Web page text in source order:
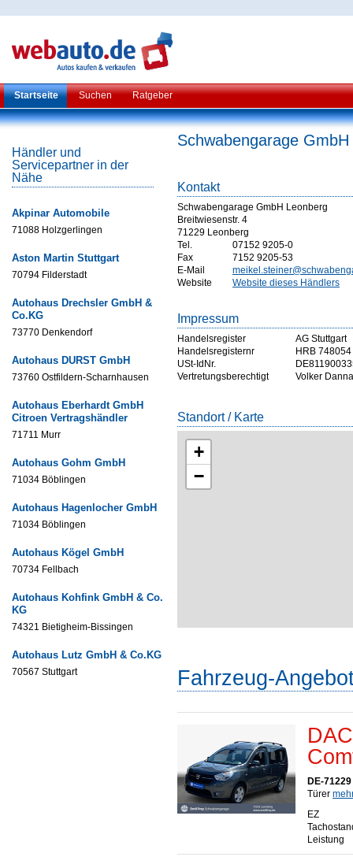
Startseite Suchen Ratgeber
Händler und
Servicepartner in der
Nähe
Akpinar Automobile
71088 Holzgerlingen
Aston Martin Stuttgart
70794 Filderstadt
Autohaus Drechsler GmbH &
Co.KG
73770 Denkendorf
Autohaus DURST GmbH
73760 Ostfildern-Scharnhausen
Autohaus Eberhardt GmbH
Citroen Vertragshändler
71711 Murr
Autohaus Gohm GmbH
71034 Böblingen
Autohaus Hagenlocher GmbH
71034 Böblingen
Autohaus Kögel GmbH
70734 Fellbach
Autohaus Kohfink GmbH & Co.
KG
74321 Bietigheim-Bissingen
Autohaus Lutz GmbH & Co.KG
70567 Stuttgart
Schwabengarage
Kontakt
Schwabengarage GmbH Leonberg
Breitwiesenstr. 4
71229 Leonberg
Tel.
07152 9205-0
Fax
7152 9205-53
E-Mail
Website
Website dieses Händlers
Impressum
Handelsregister
AG Stuttgart
Handelsregisternr
HRB 748054
USt-IdNr.
Vertretungsberechtigt
Volker
Standort / Karte
+
−
Fahrzeug-
DE-
Türer
EZ
Leistung